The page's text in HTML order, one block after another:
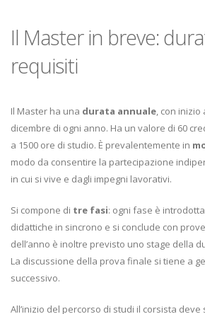
Il Master in breve:
requisiti
Il Master ha una durata annuale, con inizio
dicembre di ogni anno. Ha un valore di 60
a 1500 ore di studio. È prevalentemente in
modo da consentire la partecipazione
in cui si vive e dagli impegni lavorativi.
Si compone di tre fasi: ogni fase è
didattiche in sincrono e si conclude con
dell’anno è inoltre previsto uno stage della
La discussione della prova finale si tiene a
successivo.
All’inizio del percorso di studi il corsista deve